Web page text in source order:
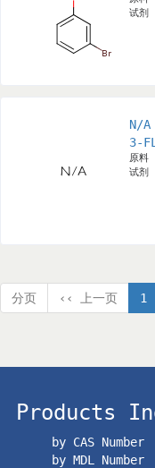
试剂
N/A
3-
原料
试剂
分页 ‹‹ 上一页 1
Products
by CAS Number
by MDL Number